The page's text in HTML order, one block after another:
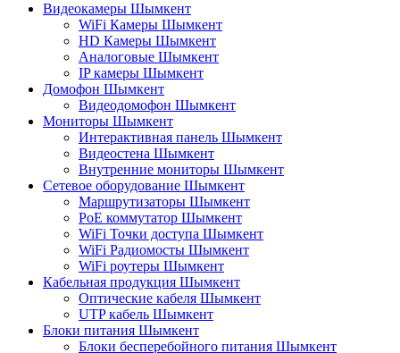
Видеокамеры Шымкент
WiFi Камеры Шымкент
HD Камеры Шымкент
Аналоговые Шымкент
IP камеры Шымкент
Домофон Шымкент
Видеодомофон Шымкент
Мониторы Шымкент
Интерактивная панель Шымкент
Видеостена Шымкент
Внутренние мониторы Шымкент
Сетевое оборудование Шымкент
Маршрутизаторы Шымкент
PoE коммутатор Шымкент
WiFi Точки доступа Шымкент
WiFi Радиомосты Шымкент
WiFi роутеры Шымкент
Кабельная продукция Шымкент
Оптические кабеля Шымкент
UTP кабель Шымкент
Блоки питания Шымкент
Блоки бесперебойного питания Шымкент